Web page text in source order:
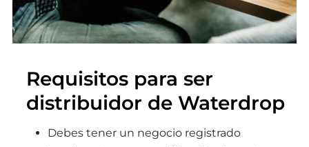
Requisitos para ser
distribuidor de Waterdrop
Debes tener un negocio registrado